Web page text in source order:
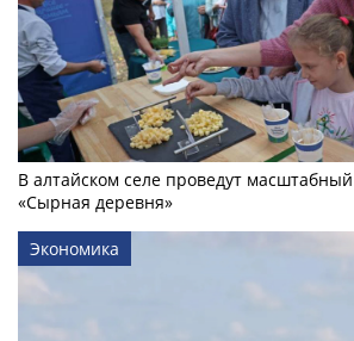
В алтайском селе проведут
«Сырная деревня»
Экономика